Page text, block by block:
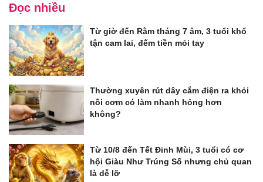
Đọc nhiều
Từ giờ đến Rằm tháng 7 âm, 3 tuổi khổ
tận cam lai, đếm tiền mỏi tay
Thường xuyên rút dây cắm điện ra khỏi
nồi cơm có làm nhanh hỏng hơn
không?
Từ 10/8 đến Tết Đinh Mùi, 3 tuổi có cơ
hội Giàu Như Trúng Số nhưng chủ quan
là dễ lỡ